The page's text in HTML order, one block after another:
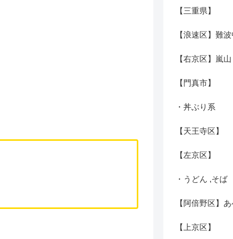
【三重県】
【浪速区】難
【右京区】嵐山
【門真市】
・丼ぶり系
【天王寺区】
【左京区】
・うどん ,そば
【阿倍野区】
【上京区】